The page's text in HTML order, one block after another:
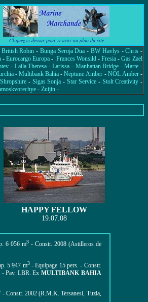
Cliquez ci-dessus pour revenir au plan du site
British Robin - Bunga Seroja Dua -BW Havlys-Chris -
- Eurocargo Europa - Frances Wonsild -Fresia -Gas Zael
- Laila Theresa -Larissa - Manhattan Bridge -Marte -
- Multibank Bahia -Neptune Amber - NOL Amber-
Shropshire- Sigas Sonja -Star Service- Stolt Creativity -
- Zuijin -
HAPPY FELLOW
19.07.08
6 056 m3- Constr. 2008 (Astilleros de
5 947 m3- Equipage 15 pers. - Constr.
-Pav. LBR. Ex MULTIBANK BAHIA
- Constr. 2002 (R.M.K. Tersanesi, Tuzla,